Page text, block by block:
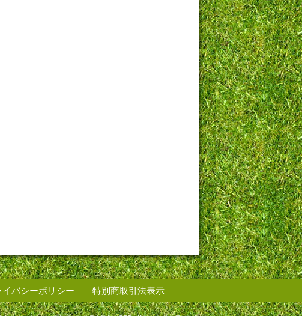
イバシーポリシー 特別商取引法表示